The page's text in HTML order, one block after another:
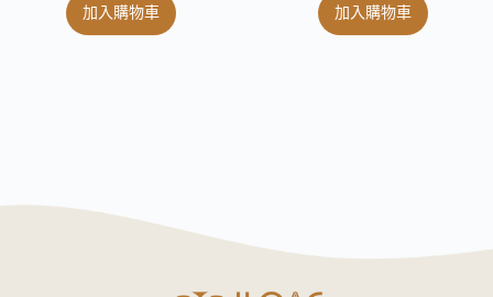
加入購物車 加入購物車